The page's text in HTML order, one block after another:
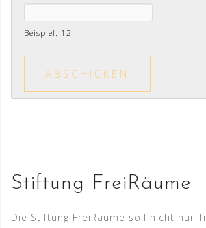
Beispiel: 12
Stiftung FreiRäume
Die Stiftung FreiRäume soll nicht nur